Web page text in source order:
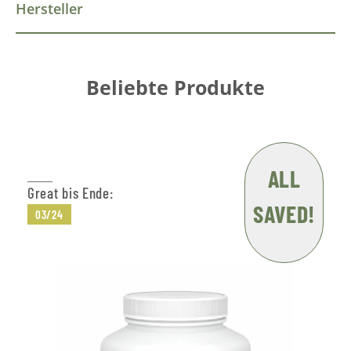
Hersteller
Beliebte Produkte
Great bis Ende:
03/24
ALL
SAVED!